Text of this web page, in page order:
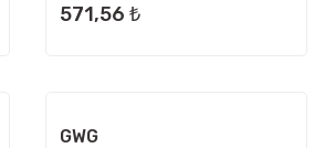
571,56 ₺
GWG